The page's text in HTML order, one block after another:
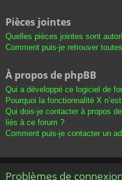
Pièces jointes
Quelles pièces jointes sont
Comment puis-je retrouver
À propos de phpBB
Qui a développé ce logiciel de
Pourquoi la fonctionnalité X
Qui dois-je contacter à propos
liés à ce forum ?
Comment puis-je contacter un
Problèmes de